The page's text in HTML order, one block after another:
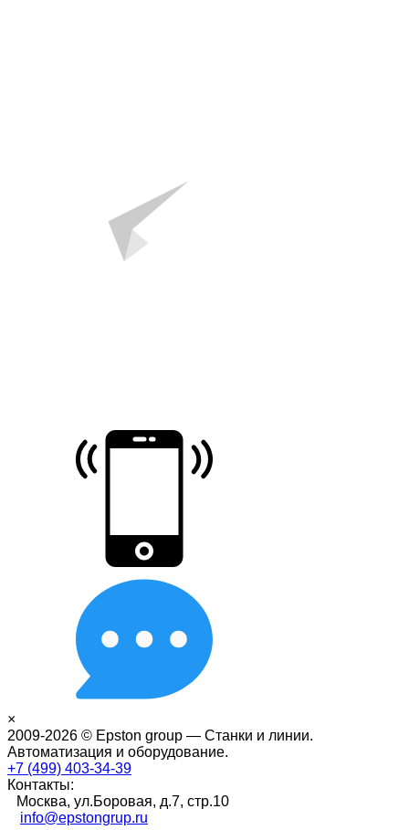
×
2009-2026 © Epston group — Станки и линии.
Автоматизация и оборудование.
+7 (499) 403-34-39
Контакты:
Москва, ул.Боровая, д.7, стр.10
info@epstongrup.ru